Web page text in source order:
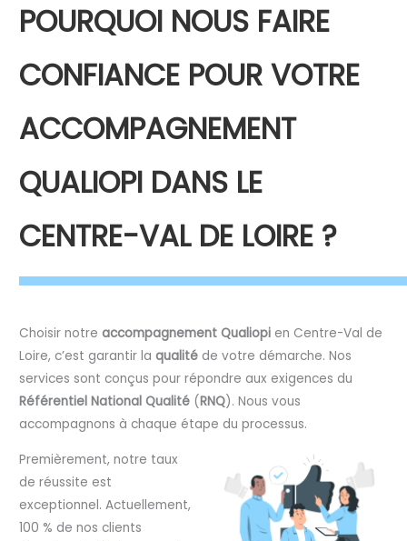
POURQUOI NOUS FAIRE
CONFIANCE POUR VOTRE
ACCOMPAGNEMENT
QUALIOPI DANS LE
CENTRE-VAL DE LOIRE ?
Choisir notreaccompagnement Qualiopi en Centre-Val de
Loire, c’est garantir laqualité de votre démarche. Nos
services sont conçus pour répondre aux exigences du
Référentiel National Qualité (RNQ). Nous vous
accompagnons à chaque étape du processus.
Premièrement, notre taux
de réussite est
exceptionnel. Actuellement,
100 % de nos clients